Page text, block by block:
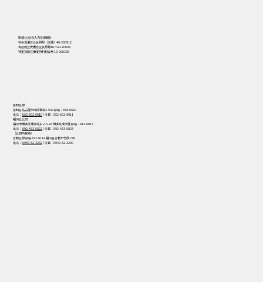
制造业/综合人力资源服务
劳务派遣营业执照号（派遣）40-300912
有偿就业安置营业执照号40-Yu-120008
特定技能注册支持机构编号 19-000395
爱知总部
爱知县名古屋市绿区坂松2-502 邮编：458-0820
电话： 052-602-6910/ 传真：052-602-6911
福冈总公司
福冈市博多区博多站东 2-5-28 博多凯成大厦 邮编：812-0013
电话： 092-433-5822/ 传真：092-433-5823
（总部所在地）
宫若总部 邮编 822-0142 福冈县宫若市竹原 236
电话： 0949-52-3232/ 传真：0949-52-3290